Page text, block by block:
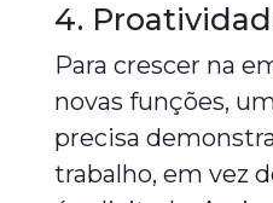
4.
Para crescer na
novas funções,
precisa
trabalho, em vez